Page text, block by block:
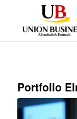
Portfolio